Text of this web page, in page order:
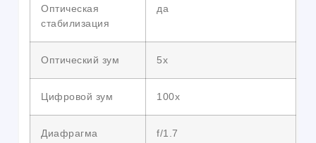
Оптическая
стабилизация
да
Оптический зум 5x
Цифровой зум 100x
Диафрагма
f/1.7